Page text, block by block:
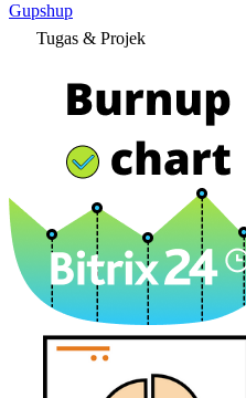
Gupshup
Tugas & Projek